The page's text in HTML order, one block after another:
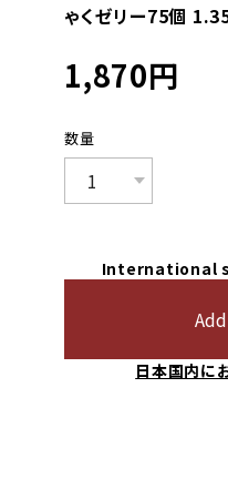
ゃくゼリー75個
1,870円
数量
International
日本国内に